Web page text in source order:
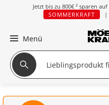
Jetzt bis zu 800€ ² sparen
SOMMERKRAFT
|
Menü